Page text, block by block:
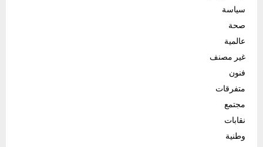
سياسة
صحة
عالمية
غير مصنف
فنون
متفرقات
مجتمع
نقابات
وطنية